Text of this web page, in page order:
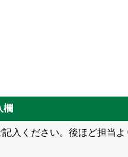
欄
入ください。後ほど担当よ